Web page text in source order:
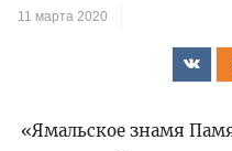
11 марта 2020
«Ямальское знамя